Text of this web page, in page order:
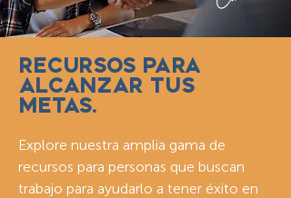
RECURSOS PARA
ALCANZAR TUS
METAS.
Explore nuestra amplia gama de
recursos para personas que buscan
trabajo para ayudarlo a tener éxito en